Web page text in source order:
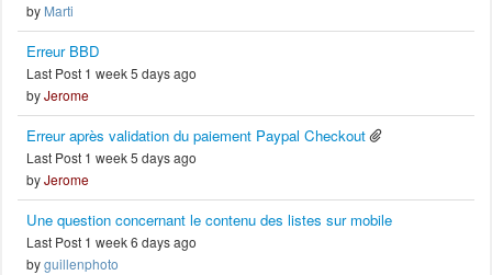
by Marti
Erreur BBD
Last Post 1 week 5 days ago
byJerome
Erreur après validation du paiement Paypal Checkout
Last Post 1 week 5 days ago
byJerome
Une question concernant le contenu des listes sur mobile
Last Post 1 week 6 days ago
byguillenphoto